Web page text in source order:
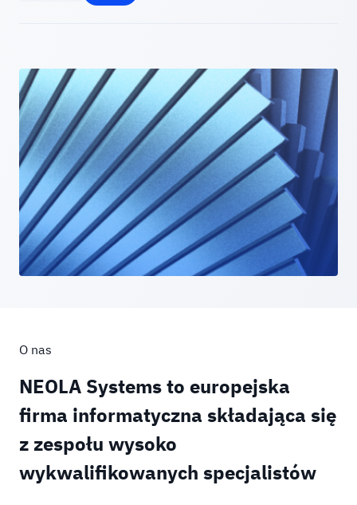
O nas
NEOLA Systems to europejska
firma informatyczna składająca się
z zespołu wysoko
wykwalifikowanych specjalistów